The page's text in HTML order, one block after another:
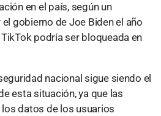
en el país, según un
gobierno de Joe Biden el año
podría ser bloqueada en
nacional sigue siendo el
esta situación, ya que las
datos de los usuarios